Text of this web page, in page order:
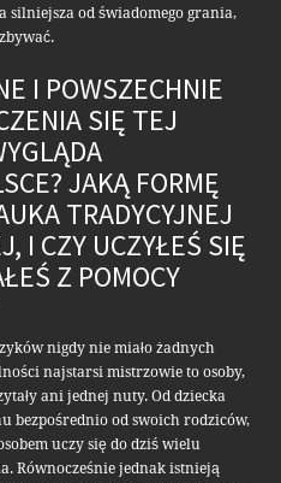
silniejsza od świadomego grania,
I POWSZECHNIE
SIĘ TEJ
JAKĄ FORMĘ
TRADYCYJNEJ
I CZY UCZYŁEŚ SIĘ
Z POMOCY
nigdy nie miało żadnych
najstarsi mistrzowie to osoby,
ani jednej nuty. Od dziecka
bezpośrednio od swoich rodziców,
uczy się do dziś wielu
Równocześnie jednak istnieją